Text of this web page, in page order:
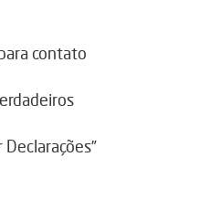
contato